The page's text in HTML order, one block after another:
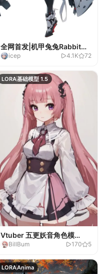
全网首发|机甲兔兔Rabbit
ear(测试版）-v1.0
icep 4.1K 72
LORA基础模型 1.5
Vtuber 五更妖音角色模
型-1.0
BillBum 170 5
LORAAnima